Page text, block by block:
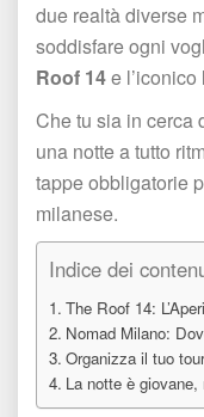
due realtà diverse
oddisfare ogni
Roof 14 e l’iconico
Che tu sia in cerca
una notte a tutto
tappe obbligatorie
milanese.
Indice dei
The Roof 14:
Nomad Milano:
Organizza il tuo
La notte è